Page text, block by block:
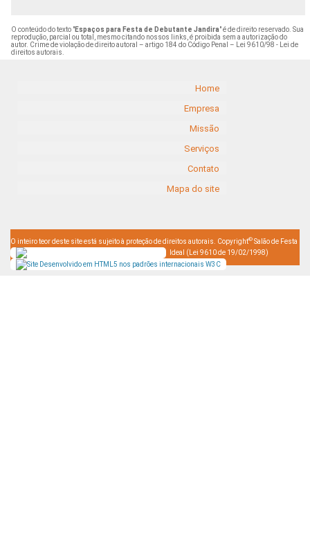
O conteúdo do texto "Espaços para Festa de Debutante Jandira" é de direito reservado. Sua
reprodução, parcial ou total, mesmo citando nossos links, é proibida sem a autorização do
autor. Crime de violação de direito autoral – artigo 184 do Código Penal – Lei 9610/98 - Lei de
direitos autorais.
Home
Empresa
Missão
Serviços
Contato
Mapa do site
O inteiro teor deste site está sujeito à proteção de direitos autorais. Copyright© Salão de Festa
Ideal (Lei 9610 de 19/02/1998)